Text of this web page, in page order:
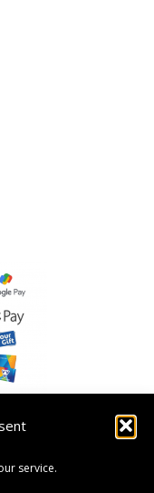
service.
DE DESCUENTO